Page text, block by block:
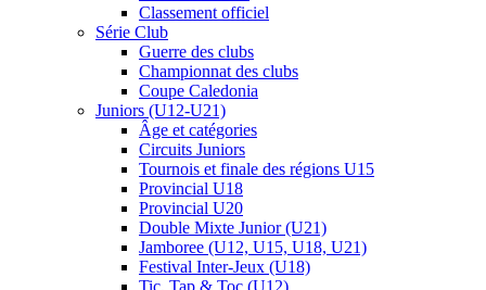
Classement officiel
Série Club
Guerre des clubs
Championnat des clubs
Coupe Caledonia
Juniors (U12-U21)
Âge et catégories
Circuits Juniors
Tournois et finale des régions U15
Provincial U18
Provincial U20
Double Mixte Junior (U21)
Jamboree (U12, U15, U18, U21)
Festival Inter-Jeux (U18)
Tic, Tap & Toc (U12)